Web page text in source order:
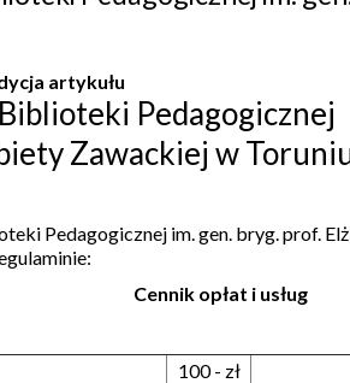
artykułu
Pedagogicznej
Zawackiej w
Pedagogicznej im. gen. bryg. prof.
Cennik opłat i usług
100 - zł